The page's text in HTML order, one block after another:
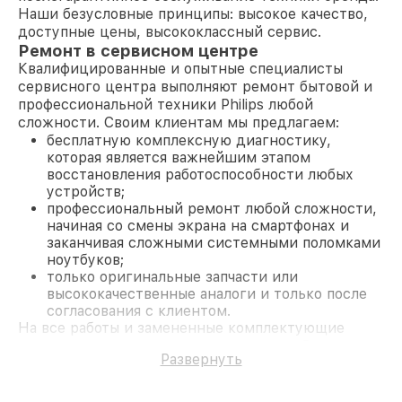
Наши безусловные принципы: высокое качество,
доступные цены, высококлассный сервис.
Ремонт в сервисном центре
Квалифицированные и опытные специалисты
сервисного центра выполняют ремонт бытовой и
профессиональной техники Philips любой
сложности. Своим клиентам мы предлагаем:
бесплатную комплексную диагностику,
которая является важнейшим этапом
восстановления работоспособности любых
устройств;
профессиональный ремонт любой сложности,
начиная со смены экрана на смартфонах и
заканчивая сложными системными поломками
ноутбуков;
только оригинальные запчасти или
высококачественные аналоги и только после
согласования с клиентом.
На все работы и замененные комплектующие
поломки по условиям гарантии, мы бесплатно
Развернуть